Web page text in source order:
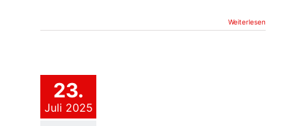
Weiterlesen
23.
Juli 2025